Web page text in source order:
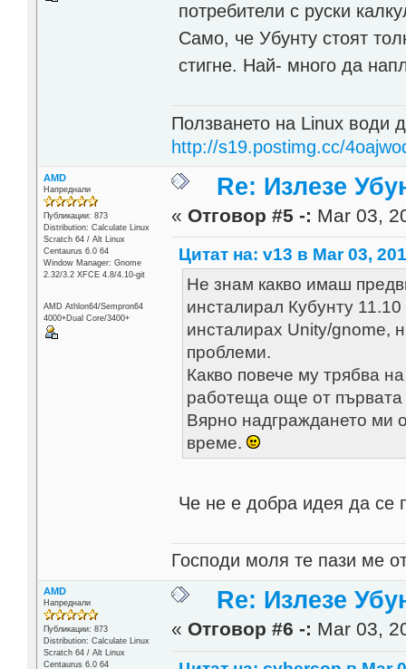
потребители с руски
Само, че Убунту стоят
стигне. Най- много да
Ползването на Linux води
http://s19.postimg.cc/
AMD
Напреднали
Публикации: 873
Distribution: Calculate Linux
Scratch 64 / Alt Linux
Centaurus 6.0 64
Window Manager: Gnome
2.32/3.2 XFCE 4.8/4.10-git
AMD Athlon64/Sempron64
4000+Dual Core/3400+
Re: Излезе
« Отговор #5 -: Mar 03,
Цитат на: v13 в Mar 03,
Не знам какво имаш
инсталирал Кубунту
инсталирах Unity/gnome,
проблеми.
Какво повече му трябва
работеща още от първата
Вярно надграждането ми
време.
Че не е добра идея да се
Господи моля те пази ме
AMD
Напреднали
Публикации: 873
Distribution: Calculate Linux
Scratch 64 / Alt Linux
Centaurus 6.0 64
Re: Излезе
« Отговор #6 -: Mar 03,